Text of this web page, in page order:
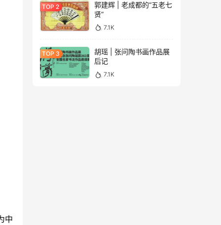
中
郭建辉 | 老成都的“五老七
贤”
7.1K
胡瑶 | 张问陶书画作品展
后记
7.1K